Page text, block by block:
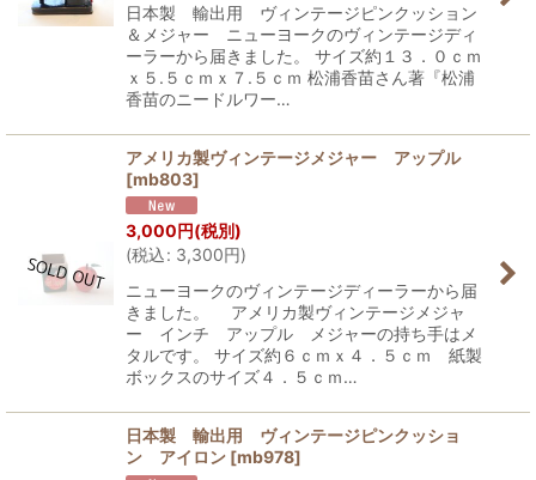
日本製 輸出用 ヴィンテージピンクッション
＆メジャー ニューヨークのヴィンテージディ
ーラーから届きました。 サイズ約１３．０ｃｍ
ｘ５.５ｃｍｘ７.５ｃｍ 松浦香苗さん著『松浦
香苗のニードルワー…
アメリカ製ヴィンテージメジャー アップル
[mb803]
3,000 円(税別)
(税込: 3,300円)
ニューヨークのヴィンテージディーラーから届
きました。 アメリカ製ヴィンテージメジャ
ー インチ アップル メジャーの持ち手はメ
タルです。 サイズ約６ｃｍｘ４．５ｃｍ 紙製
ボックスのサイズ４．５ｃｍ…
日本製 輸出用 ヴィンテージピンクッショ
ン アイロン [mb978]